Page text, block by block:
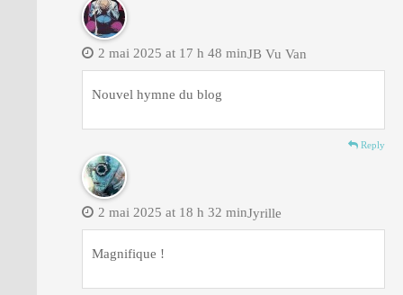
JB Vu Van
2 mai 2025 at 17 h 48 min
Nouvel hymne du blog
Reply
Jyrille
2 mai 2025 at 18 h 32 min
Magnifique !